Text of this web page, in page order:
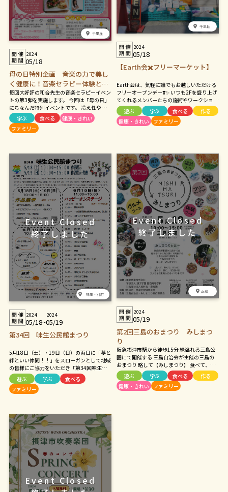
千里丘
2024
05/18
母の日特別企画 音楽の力で美し
く健康に！音楽セラピー体験とヨ
ガ＆からだ測定＆特別ランチ
毎回大好評の和合先生の音楽セラピーイベン
トの第3弾を実施します。 今回は「母の日」
にちなんだ特別イベントです。 冷え性や血圧
の問題などを解決する音楽セラピー関するご
講演と体験会やメディカルヨガの体験、「ブ
ーケサラダの特別ランチプレート」もありま
態の測定もすることができます！ ご家族、
お子様と一緒の参加も大歓迎！（※お子様の
参加は無料）ぜひお越しください。
学ぶ 食べる
健康・きれい
ファミリー
千里丘
2024
05/18
【Earth会✖️フリーマーケット】
Earth会は、気軽に誰でもお越しいただける
フリーオープンデー❣️✨ いつも2Fを盛り上げ
てくれるメンバーたちの施術やワークショッ
プなどをお得に体験できちゃうスペシャルな
日です！😊体験費は、500円〜3,500円で
す。 店内の気になる商品を見るだけでもOK
します！売り上げ金全て、能登半島地震災害
支援金へ寄付致します。
遊ぶ 学ぶ 食べる
作る
健康・きれい
ファミリー
味生・別府
2024
05/18~
2024
05/19
第34回 味生公民館まつり
5月18日（土）・19日（日）の両日に「夢と
絆といい仲間！！」をスローガンとして地域
の皆様にご協力をいただき「第34回味生公
民館まつり」を開催します。楽しさと夢いっ
ぱいの味生公民館まつりに多くの皆様のご来
館をお待ちしております。
遊ぶ 学ぶ
食べる
ファミリー
正雀
2024
05/19
第2回三島のおまつり みしまつ
り
阪急摂津市駅から徒歩15分 緑溢れる三島公
園にて開催する 三島自治会が主催の三島の
おまつり 略して【みしまつり】 食べて、飲
んで、作って、遊んで 見て、学んで。おと
なも子どもも1日楽しめるイベントです。 今
回は新たにグルメブースを倍に! 是非、足を
遊ぶ 学ぶ 食べる
作る
健康・きれい
ファミリー